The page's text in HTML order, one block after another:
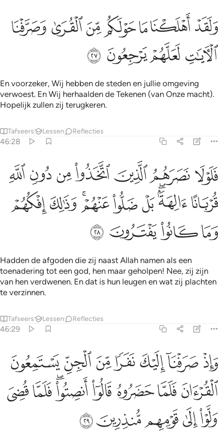
ولقد اهلكنا ما حولكم من القرى وصرفنا الايات لعلهم يرجعون ٢٧
وَلَقَدْ أَهْلَكْنَا مَا حَوْلَكُم مِّنَ ٱلْقُرَىٰ وَصَرَّفْنَا ٱلْـَٔايَـٰتِ لَعَلَّهُمْ يَرْجِعُونَ ٢٧
ﲽﲾﲿﳀﳁﳂﳃ
ﳄﳅﳆ ﳇ
En voorzeker, Wij hebben de steden en jullie omgeving
verwoest. En Wij herhaalden de Tekenen (van Onze macht).
Hopelijk zullen zij terugkeren.
Tafseers Lessen Reflecties
46:28
فلولا نصرهم الذين اتخذوا من دون الله قربانا الهة بل ضلوا عنهم وذالك
فَلَوْلَا نَصَرَهُمُ ٱلَّذِينَ ٱتَّخَذُوا۟ مِن دُونِ ٱللَّهِ قُرْبَانًا ءَالِهَةًۢ ۖ بَلْ
ﳈﳉﳊﳋﳌﳍﳎ
ﳏﳐﳑﳒﳓﳔﳕﳖﳗ
ﳘﳙﳚ ﳛ
Hadden de afgoden die zij naast Allah namen als een
toenadering tot een god, hen maar geholpen! Nee, zij zijn
van hen verdwenen. En dat is hun leugen en wat zij plachten
te verzinnen.
Tafseers Lessen Reflecties
46:29
واذ صرفنا اليك نفرا من الجن يستمعون القران فلما حضروه قالوا
وَإِذْ صَرَفْنَآ إِلَيْكَ نَفَرًۭا مِّنَ ٱلْجِنِّ يَسْتَمِعُونَ ٱلْقُرْءَانَ فَلَمَّا حَضَرُوهُ
ﱁﱂﱃﱄﱅﱆﱇ
ﱈﱉﱊﱋﱌﱍﱎﱏ
ﱐﱑﱒﱓﱔ